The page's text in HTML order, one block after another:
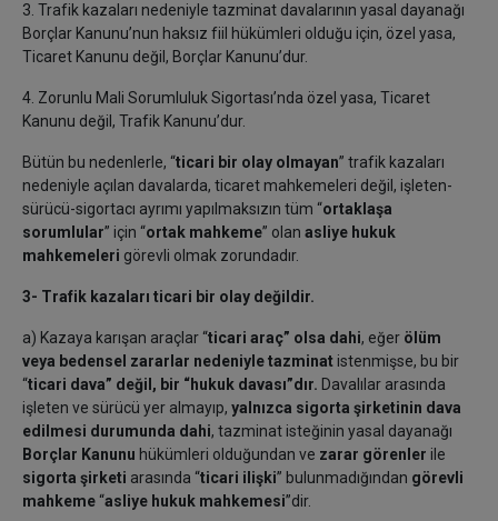
3. Trafik kazaları nedeniyle tazminat davalarının yasal dayanağı
Borçlar Kanunu’nun haksız fiil hükümleri olduğu için, özel yasa,
Ticaret Kanunu değil, Borçlar Kanunu’dur.
4. Zorunlu Mali Sorumluluk Sigortası’nda özel yasa, Ticaret
Kanunu değil, Trafik Kanunu’dur.
Bütün bu nedenlerle, “ticari bir olay olmayan” trafik kazaları
nedeniyle açılan davalarda, ticaret mahkemeleri değil, işleten-
sürücü-sigortacı ayrımı yapılmaksızın tüm “ortaklaşa
sorumlular” için “ortak mahkeme” olan asliye hukuk
mahkemeleri görevli olmak zorundadır.
3- Trafik kazaları ticari bir olay değildir.
a) Kazaya karışan araçlar “ticari araç” olsa dahi, eğer ölüm
veya bedensel zararlar nedeniyle tazminatistenmişse, bu bir
“ticari dava” değil, bir “hukuk davası”dır. Davalılar arasında
işleten ve sürücü yer almayıp, yalnızca sigorta şirketinin dava
edilmesi durumunda dahi, tazminat isteğinin yasal dayanağı
Borçlar Kanunu hükümleri olduğundan ve zarar görenler ile
sigorta şirketi arasında “ticari ilişki” bulunmadığından görevli
mahkeme“asliye hukuk mahkemesi”dir.